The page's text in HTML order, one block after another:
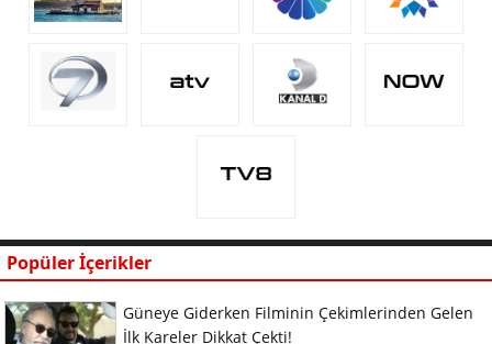
Popüler İçerikler
Güneye Giderken Filminin Çekimlerinden Gelen
İlk Kareler Dikkat Çekti!